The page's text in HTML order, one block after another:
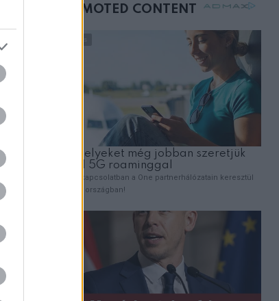
mellettem ült az első